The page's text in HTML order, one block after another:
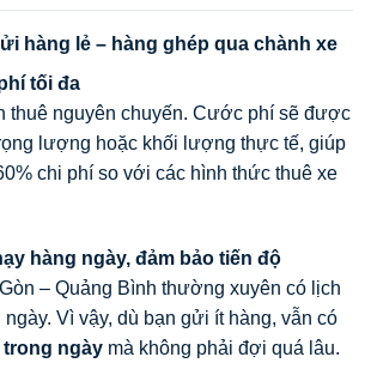
hàng lẻ – hàng ghép qua chành xe
tối đa
thuê nguyên chuyến. Cước phí sẽ được
lượng hoặc khối lượng thực tế, giúp
chi phí so với các hình thức thuê xe
hàng ngày, đảm bảo tiến độ
– Quảng Bình thường xuyên có lịch
Vì vậy, dù bạn gửi ít hàng, vẫn có
ngàymà không phải đợi quá lâu.